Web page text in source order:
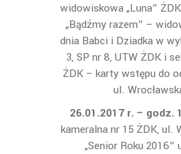
widowiskowa „Luna”
„Bądźmy razem” –
dnia Babci i Dziadka w
3, SP nr 8, UTW ŻDK i
ŻDK – karty wstępu do
ul.
26.01.2017 r. – godz.
kameralna nr 15 ŻDK, ul.
„Senior Roku 2016”